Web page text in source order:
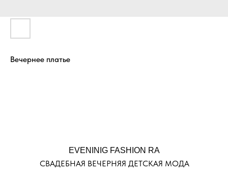
Вечернее платье
EVENINIG FASHION RA
СВАДЕБНАЯ ВЕЧЕРНЯЯ ДЕТСКАЯ МОДА